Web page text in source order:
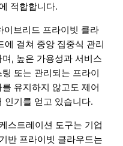
적합합니다.
브리드 프라이빗 클라
에 걸쳐 중앙 집중식 관리
, 높은 가용성과 서비스
또는 관리되는 프라이
유지하지 않고도 제어
인기를 얻고 있습니다.
스트레이션 도구는 기업
반 프라이빗 클라우드는